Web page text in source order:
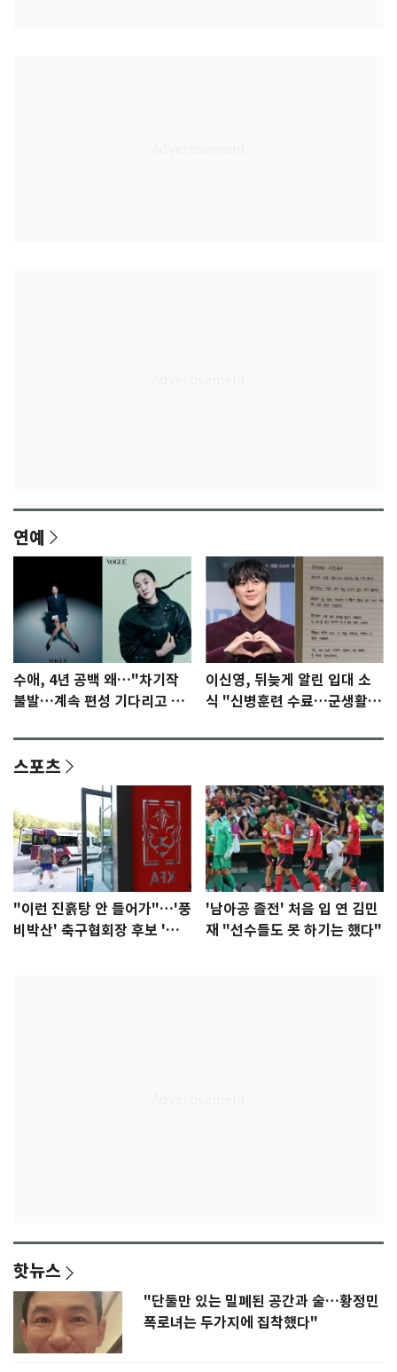
연예
수애, 4년 공백 왜…"차기작
불발…계속 편성 기다리고 있
이신영, 뒤늦게 알린 입대 소
식 "신병훈련 수료…군생활
스포츠
"이런 진흙탕 안 들어가"…'풍
비박산' 축구협회장 후보 '실
'남아공 졸전' 처음 입 연 김민
재 "선수들도 못 하기는 했다"
핫뉴스
"단둘만 있는 밀폐된 공간과 술…황정민
폭로녀는 두가지에 집착했다"